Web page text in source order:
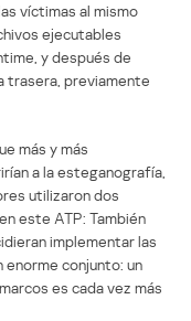
víctimas al mismo
ejecutables
y después de
trasera, previamente
más y más
a la esteganografía,
utilizaron dos
este ATP: También
implementar las
conjunto: un
es cada vez más